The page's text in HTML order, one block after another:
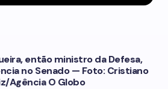
então ministro da Defesa,
no Senado — Foto: Cristiano
Agência O Globo